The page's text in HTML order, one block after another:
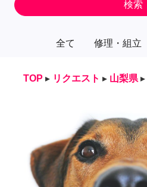
全て 修理・組立
検索
TOP ▸ リクエスト ▸ 山梨県 ▸